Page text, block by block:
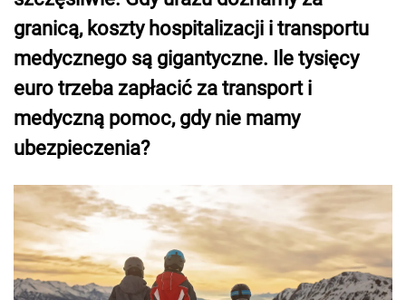
granicą, koszty hospitalizacji i transportu
medycznego są gigantyczne. Ile tysięcy
euro trzeba zapłacić za transport i
medyczną pomoc, gdy nie mamy
ubezpieczenia?